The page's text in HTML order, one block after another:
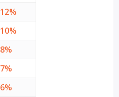
12%
10%
8%
7%
6%